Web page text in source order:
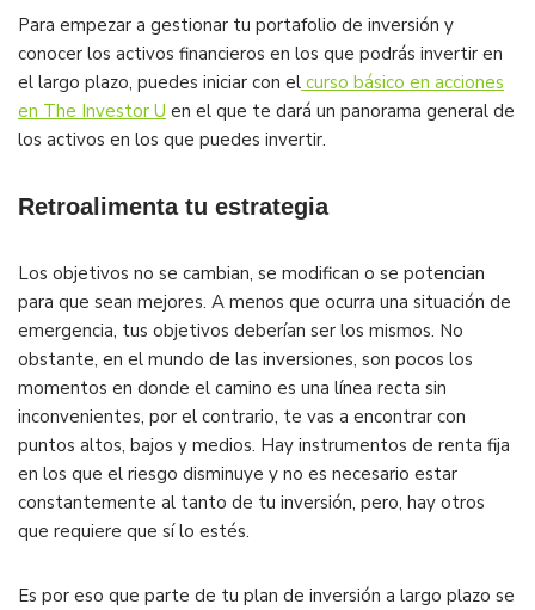
Para empezar a gestionar tu portafolio de inversión y
conocer los activos financieros en los que podrás invertir en
el largo plazo, puedes iniciar con el curso básico en acciones
en The Investor U en el que te dará un panorama general de
los activos en los que puedes invertir.
Retroalimenta tu estrategia
Los objetivos no se cambian, se modifican o se potencian
para que sean mejores. A menos que ocurra una situación de
emergencia, tus objetivos deberían ser los mismos. No
obstante, en el mundo de las inversiones, son pocos los
momentos en donde el camino es una línea recta sin
inconvenientes, por el contrario, te vas a encontrar con
puntos altos, bajos y medios. Hay instrumentos de renta fija
en los que el riesgo disminuye y no es necesario estar
constantemente al tanto de tu inversión, pero, hay otros
que requiere que sí lo estés.
Es por eso que parte de tu plan de inversión a largo plazo se